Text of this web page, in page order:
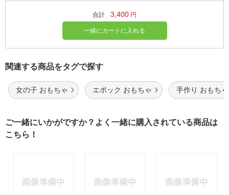
合計 3,400 円
一緒にカートに入れる
関連する商品をタグで探す
女の子 おもちゃ エポック おもちゃ 手作り おもちゃ
ご一緒にいかがですか？よく一緒に購入されている商品は
こちら！